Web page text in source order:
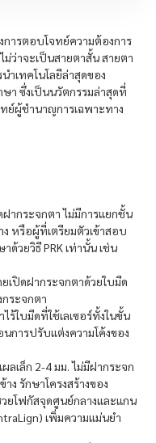
การตอบโจทย์ความต้องการ
ว่าจะเป็นสายตาสั้น สายตา
ำเทคโนโลยีล่าสุดของ
ษา ซึ่งเป็นนวัตกรรมล่าสุดที่
ย์ผู้ชำนาญการเฉพาะทาง
ากระจกตา ไม่มีการแยกชั้น
หรือผู้ที่เตรียมตัวเข้าสอบ
วยวิธี PRK เท่านั้น เช่น
เปิดฝากระจกตาด้วยใบมีด
กระจกตา
ร้ใบมีดที่ใช้เลเซอร์ทั้งในขั้น
การปรับแต่งความโค้งของ
ลเล็ก 2-4 มม. ไม่มีฝากระจก
ง รักษาโครงสร้างของ
ยโฟกัสจุดศูนย์กลางและแกน
เพิ่มความแม่นยำ